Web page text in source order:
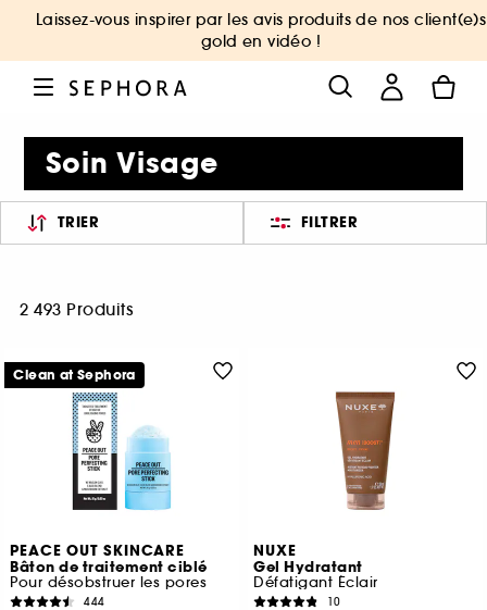
Laissez-vous inspirer par les avis produits de nos client(e)s
gold en vidéo !
Soin Visage
TRIER FILTRER
2 493 Produits
PEACE OUT SKINCARE
Bâton de traitement ciblé
Pour désobstruer les pores
444
Clean at Sephora
NUXE
Gel Hydratant
Défatigant Éclair
10